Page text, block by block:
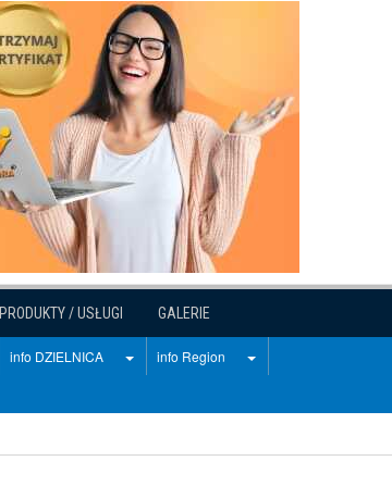
PRODUKTY / USŁUGI GALERIE
info DZIELNICA info Region